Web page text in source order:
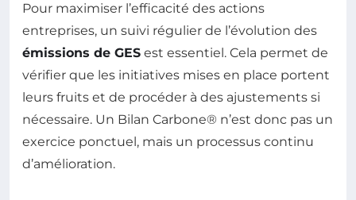
Pour maximiser l’efficacité des actions
entreprises, un suivi régulier de l’évolution des
émissions de GES est essentiel. Cela permet de
vérifier que les initiatives mises en place portent
leurs fruits et de procéder à des ajustements si
nécessaire. Un Bilan Carbone® n’est donc pas un
exercice ponctuel, mais un processus continu
d’amélioration.